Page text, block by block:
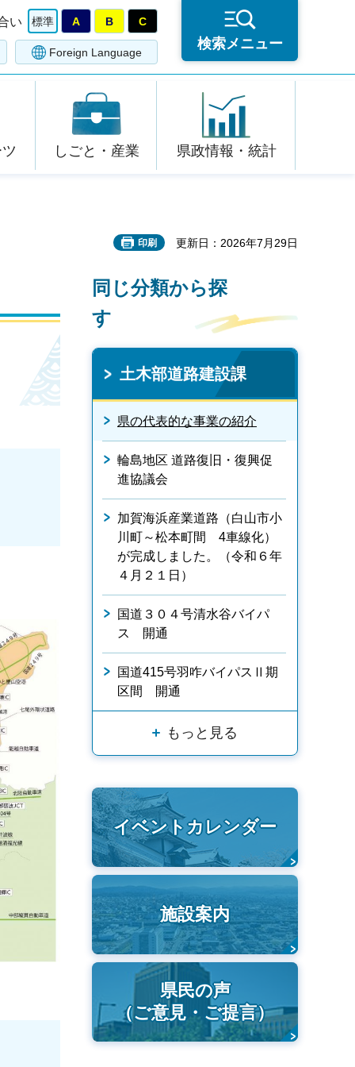
い 標準 A B C
Foreign Language
検索メニュー
しごと・産業 県政情報・統計
印刷 更新日：2026年7月29日
同じ分類から探
す
土木部道路建設課
県の代表的な事業の紹介
輪島地区 道路復旧・復興促
進協議会
加賀海浜産業道路（白山市小
川町～松本町間 4車線化）
が完成しました。（令和６年
４月２１日）
国道３０４号清水谷バイパ
ス 開通
国道415号羽咋バイパスⅡ期
区間 開通
もっと見る
イベントカレンダー
施設案内
県民の声
（ご意見・ご提言）